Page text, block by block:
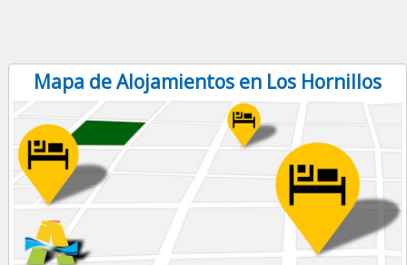
Mapa de Alojamientos en Los Hornillos